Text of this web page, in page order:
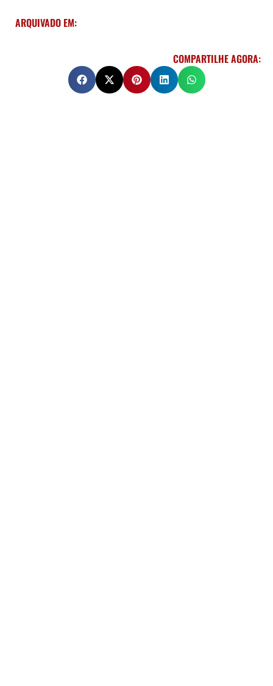
ARQUIVADO EM:
COMPARTILHE AGORA: